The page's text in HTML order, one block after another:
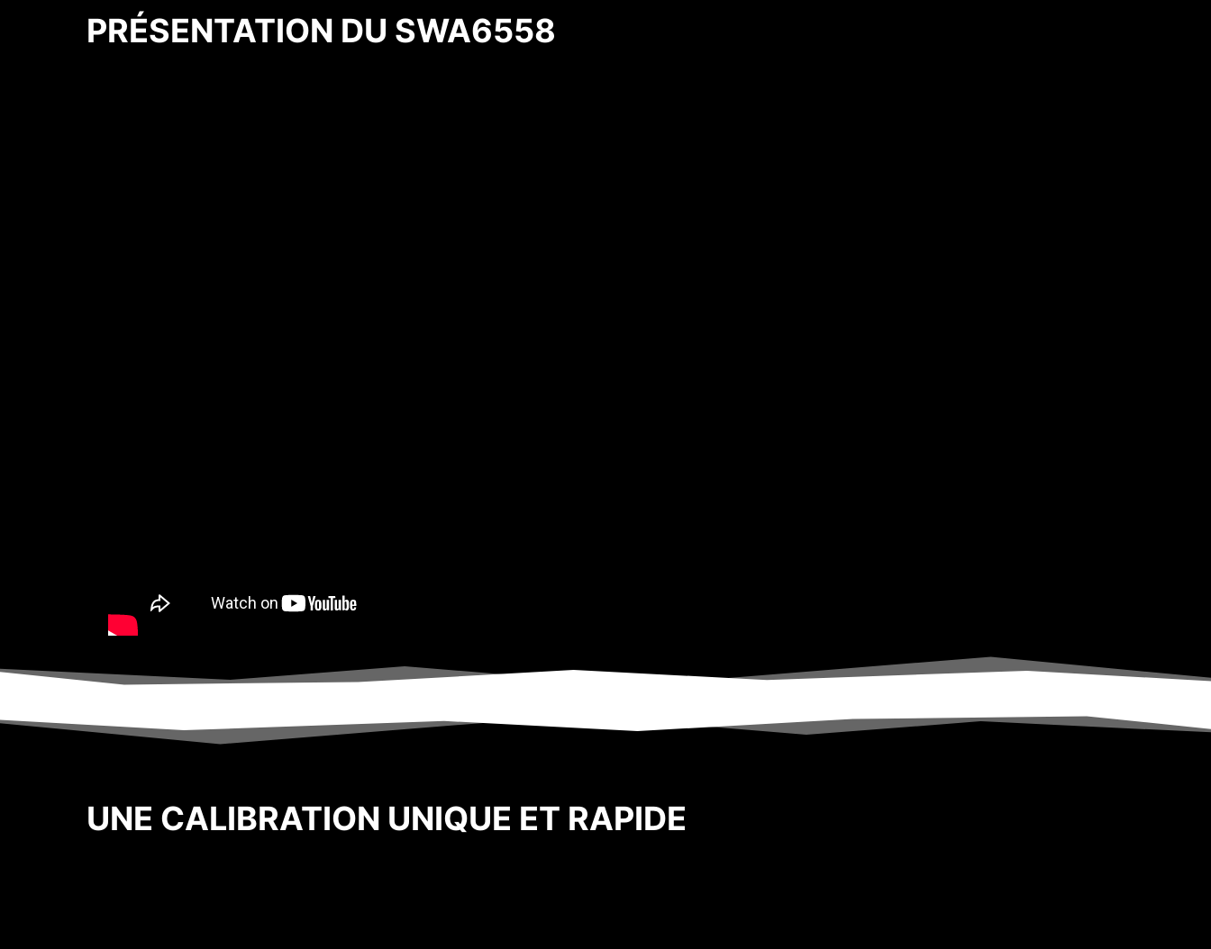
PRÉSENTATION DU SWA6558
UNE CALIBRATION UNIQUE ET RAPIDE